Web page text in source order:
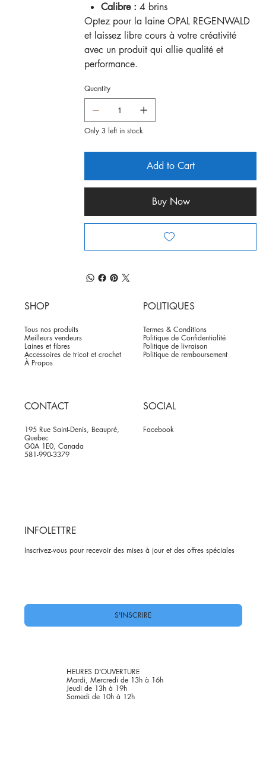
Calibre : 4 brins
Optez pour la laine OPAL REGENWALD
et laissez libre cours à votre créativité
avec un produit qui allie qualité et
performance.
Quantity
Only 3 left in stock
Add to Cart
Buy Now
SHOP
Tous nos produits
Meilleurs vendeurs
Laines et fibres
Accessoires de tricot et crochet
À Propos
POLITIQUES
Termes & Conditions
Politique de Confidentialité
Politique de livraison
Politique de remboursement
CONTACT
195 Rue Saint-Denis, Beaupré,
Quebec
G0A 1E0, Canada
581-990-3379
SOCIAL
Facebook
INFOLETTRE
Inscrivez-vous pour recevoir des mises à jour et des offres spéciales
S'INSCRIRE
HEURES D'OUVERTURE
Mardi, Mercredi de 13h à 16h
Jeudi de 13h à 19h
Samedi de 10h à 12h